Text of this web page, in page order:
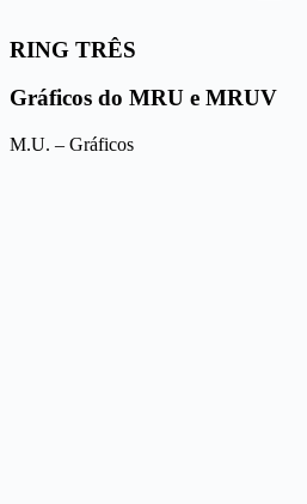
RING TRÊS
Gráficos do MRU e MRUV
M.U. – Gráficos